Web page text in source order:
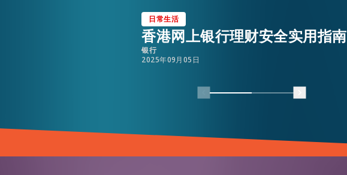
日常生活
香港网上银行理财安全实用指南
银行
2025年09月05日